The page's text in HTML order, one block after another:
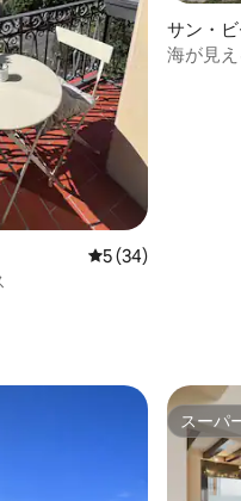
レビュー34件、5
5 (34)
サン・
ルトの
海が見
す。 スーパ
スーパ